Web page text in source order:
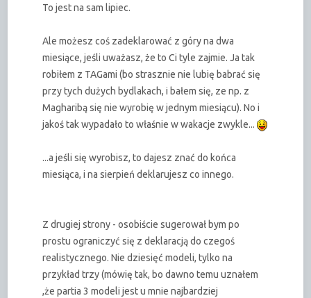
To jest na sam lipiec.
Ale możesz coś zadeklarować z góry na dwa
miesiące, jeśli uważasz, że to Ci tyle zajmie. Ja tak
robiłem z TAGami (bo strasznie nie lubię babrać się
przy tych dużych bydlakach, i bałem się, ze np. z
Magharibą się nie wyrobię w jednym miesiącu). No i
jakoś tak wypadało to właśnie w wakacje zwykle...
...a jeśli się wyrobisz, to dajesz znać do końca
miesiąca, i na sierpień deklarujesz co innego.
Z drugiej strony - osobiście sugerował bym po
prostu ograniczyć się z deklaracją do czegoś
realistycznego. Nie dziesięć modeli, tylko na
przykład trzy (mówię tak, bo dawno temu uznałem
,że partia 3 modeli jest u mnie najbardziej